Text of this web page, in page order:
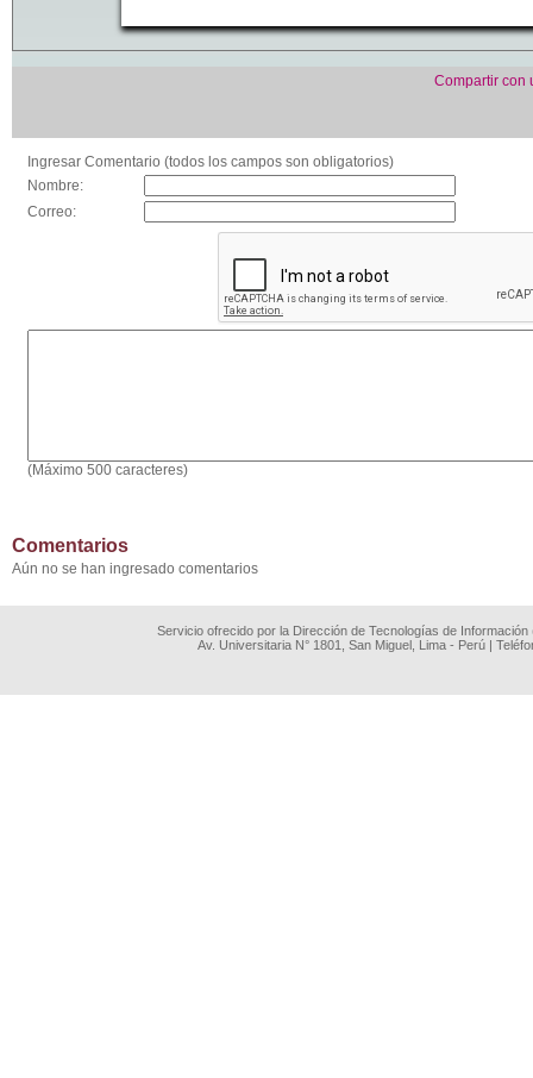
Compartir con
Ingresar Comentario (todos los campos son obligatorios)
Nombre:
Correo:
(Máximo 500 caracteres)
Comentarios
Aún no se han ingresado comentarios
Servicio ofrecido por la Dirección de Tecnologías de
Av. Universitaria N° 1801, San Miguel, Lima - Perú |